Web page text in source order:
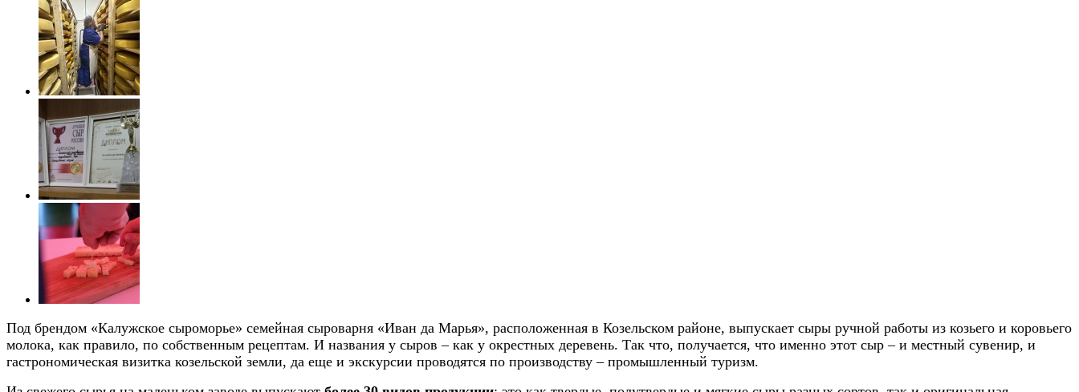
Под брендом «Калужское сыроморье» семейная сыроварня «Иван да Марья», расположенная в Козельском районе, выпускает сыры ручной работы из козьего и коровьего
молока, как правило, по собственным рецептам. И названия у сыров – как у окрестных деревень. Так что, получается, что именно этот сыр – и местный сувенир, и
гастрономическая визитка козельской земли, да еще и экскурсии проводятся по производству – промышленный туризм.